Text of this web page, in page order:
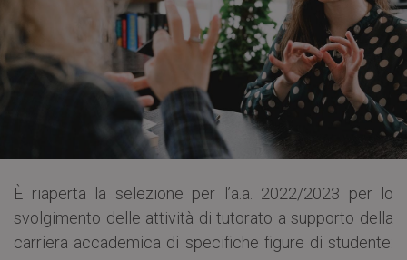
È riaperta la selezione per l’a.a. 2022/2023 per lo
svolgimento delle attività di tutorato a supporto della
carriera accademica di specifiche figure di studente: